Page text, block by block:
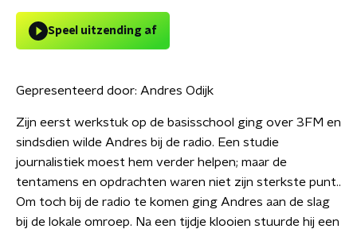
Speel uitzending af
Gepresenteerd door: Andres Odijk
Zijn eerst werkstuk op de basisschool ging over 3FM en
sindsdien wilde Andres bij de radio. Een studie
journalistiek moest hem verder helpen; maar de
tentamens en opdrachten waren niet zijn sterkste punt..
Om toch bij de radio te komen ging Andres aan de slag
bij de lokale omroep. Na een tijdje klooien stuurde hij een